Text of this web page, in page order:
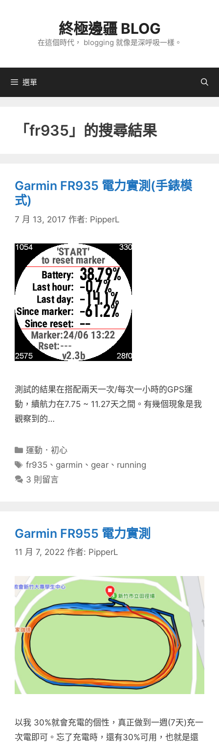
內
終極邊疆 BLOG
在這個時代， blogging 就像是深呼吸一樣。
選單
「fr935 」的搜尋結果
Garmin FR935 電力實測(手錶模
式)
7 月 13, 2017 作者: PipperL
測試的結果在搭配兩天一次/每次一小時的GPS運
動，續航力在7.75 ~ 11.27天之間。有幾個現象是我
觀察到的…
分
類
運動．初心
標
籤
fr935 、 garmin 、 gear 、 running
3 則留言
Garmin FR955 電力實測
11 月 7, 2022 作者: PipperL
以我 30%就會充電的個性，真正做到一週(7天)充一
次電即可。忘了充電時，還有30%可用，也就是還